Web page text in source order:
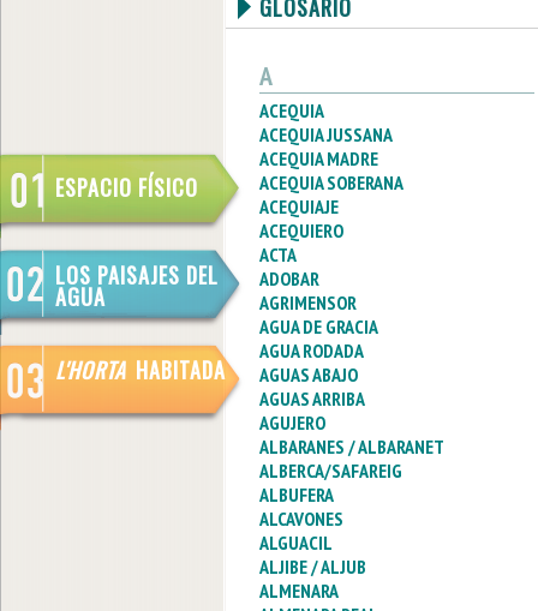
ESPACIO FÍSICO
LOS PAISAJES DEL
AGUA
L'HORTA HABITADA
GLOSARIO
A
ACEQUIA
ACEQUIA JUSSANA
ACEQUIA MADRE
ACEQUIA SOBERANA
ACEQUIAJE
ACEQUIERO
ACTA
ADOBAR
AGRIMENSOR
AGUA DE GRACIA
AGUA RODADA
AGUAS ABAJO
AGUAS ARRIBA
AGUJERO
ALBARANES / ALBARANET
ALBERCA/SAFAREIG
ALBUFERA
ALCAVONES
ALGUACIL
ALJIBE / ALJUB
ALMENARA